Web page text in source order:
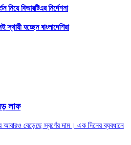
নিয়ে বিআরটিএর নির্দেশনা
স্থায়ী হচ্ছেন বাংলাদেশিরা
লাফ
আবারও বেড়েছে স্বর্ণের দাম। এক দিনের ব্যবধানে